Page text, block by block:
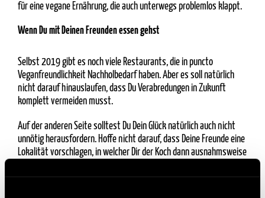
für eine vegane Ernährung, die auch unterwegs problemlos klappt.
Wenn Du mit Deinen Freunden essen gehst
Selbst 2019 gibt es noch viele Restaurants, die in puncto
Veganfreundlichkeit Nachholbedarf haben. Aber es soll natürlich
nicht darauf hinauslaufen, dass Du Verabredungen in Zukunft
komplett vermeiden musst.
Auf der anderen Seite solltest Du Dein Glück natürlich auch nicht
unnötig herausfordern. Hoffe nicht darauf, dass Deine Freunde eine
Lokalität vorschlagen, in welcher Dir der Koch dann ausnahmsweise
wenn Du Glück hast, der Normalfall ist es allerdings nicht.